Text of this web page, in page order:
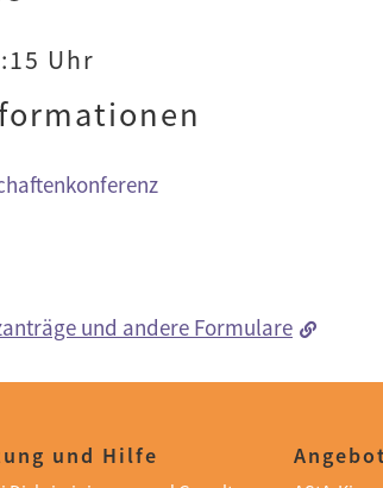
Uhr
und andere Formulare
und Hilfe